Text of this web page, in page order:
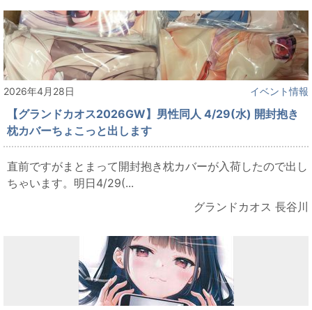
2026年4月28日 イベント情報
【グランドカオス2026GW】男性同人 4/29(水) 開封抱き
枕カバーちょこっと出します
直前ですがまとまって開封抱き枕カバーが入荷したので出し
ちゃいます。明日4/29(...
グランドカオス 長谷川